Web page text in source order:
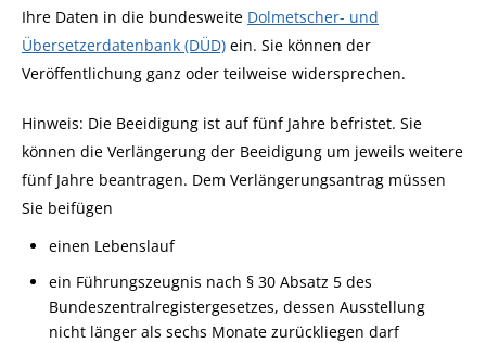
Ihre Daten in die bundesweite Dolmetscher- und
Übersetzerdatenbank (DÜD) ein. Sie können der
Veröffentlichung ganz oder teilweise widersprechen.
Hinweis: Die Beeidigung ist auf fünf Jahre befristet. Sie
können die Verlängerung der Beeidigung um jeweils weitere
fünf Jahre beantragen. Dem Verlängerungsantrag müssen
Sie beifügen
einen Lebenslauf
ein Führungszeugnis nach § 30 Absatz 5 des
Bundeszentralregistergesetzes, dessen Ausstellung
nicht länger als sechs Monate zurückliegen darf